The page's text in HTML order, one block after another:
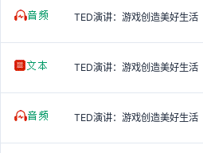
TED演讲：游戏创造美好生
TED演讲：游戏创造美好生
TED演讲：游戏创造美好生活